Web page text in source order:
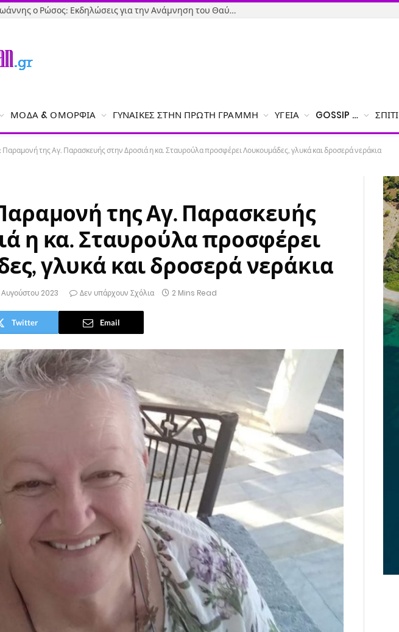
Όσιος Ιωάννης ο Ρώσος: Εκδηλώσεις για την Ανάμνηση του Θαύματος της κατάσβεσης της φωτιάς – Το πρόγραμμα
ΜΌΔΑ & ΟΜΟΡΦΙΆ ΓΥΝΑΊΚΕΣ ΣΤΗΝ ΠΡΏΤΗ ΓΡΑΜΜΉ ΥΓΕΊΑ GOSSIP … ΣΠΊΤΙ
Παραμονή της Αγ. Παρασκευής στην Δροσιά η κα. Σταυρούλα προσφέρει Λουκουμάδες, γλυκά και δροσερά νεράκια
της Αγ. Παρασκευής
η κα. Σταυρούλα προσφέρει
γλυκά και δροσερά νεράκια
Αυγούστου 2023 Δεν υπάρχουν Σχόλια 2 Mins Read
Twitter Email